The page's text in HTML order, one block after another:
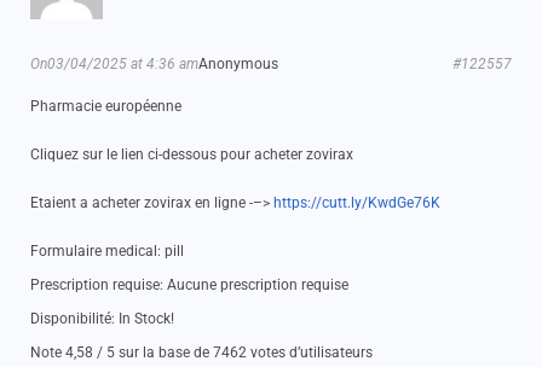
Anonymous
On03/04/2025 at 4:36 am #122557
Pharmacie européenne
Cliquez sur le lien ci-dessous pour acheter zovirax
Etaient a acheter zovirax en ligne -–> https://cutt.ly/KwdGe76K
Formulaire medical: pill
Prescription requise: Aucune prescription requise
Disponibilité: In Stock!
Note 4,58 / 5 sur la base de 7462 votes d’utilisateurs